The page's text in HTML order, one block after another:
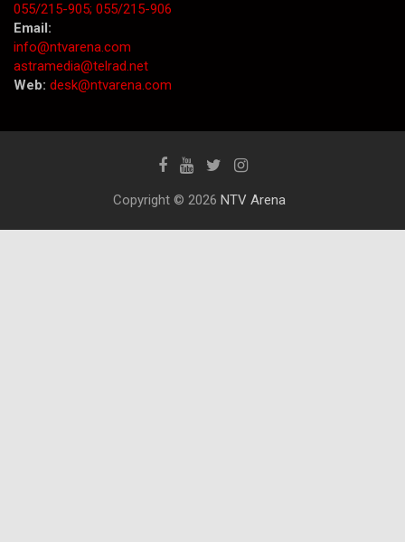
055/215-905; 055/215-906
Email:
info@ntvarena.com
astramedia@telrad.net
Web: desk@ntvarena.com
Copyright © 2026 NTV Arena